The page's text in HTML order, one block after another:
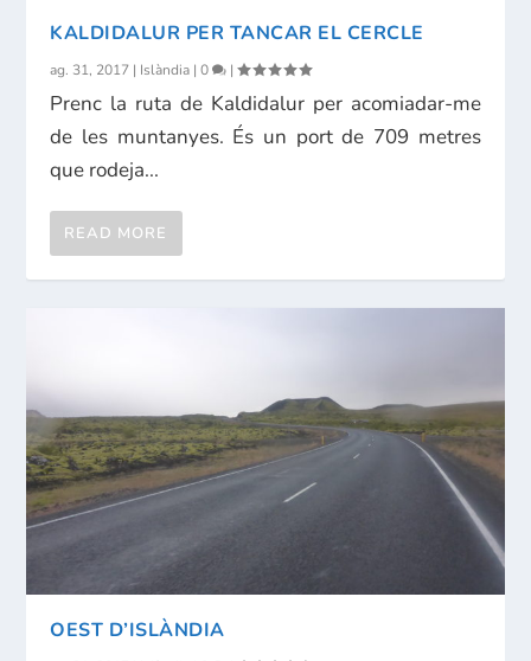
KALDIDALUR PER TANCAR EL CERCLE
ag. 31, 2017 | Islàndia |0 |
Prenc la ruta de Kaldidalur per acomiadar-me
de les muntanyes. És un port de 709 metres
que rodeja...
READ MORE
OEST D’ISLÀNDIA